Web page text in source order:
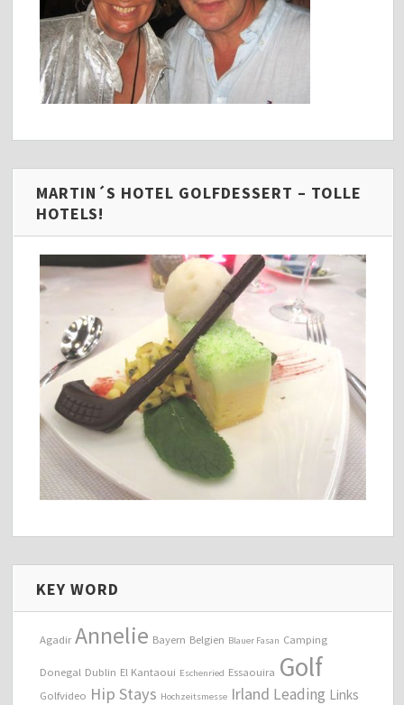
MARTIN´S HOTEL GOLFDESSERT – TOLLE
HOTELS!
KEY WORD
Agadir Annelie Bayern Belgien Blauer Fasan Camping
Donegal Dublin El Kantaoui Eschenried Essaouira Golf
Golfvideo Hip Stays Hochzeitsmesse Irland Leading Links